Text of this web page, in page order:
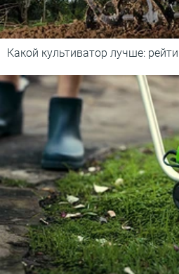
Какой культиватор лучше: